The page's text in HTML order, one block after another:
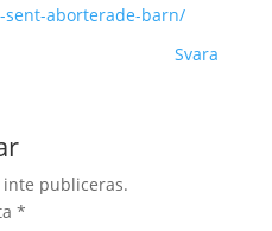
sent-aborterade-barn/
Svara
publiceras.
*